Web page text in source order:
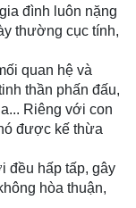
đình luôn nặng
thường cục tính,
quan hệ và
thần phấn đấu,
Riêng với con
được kế thừa
đều hấp tấp, gây
hòa thuận,